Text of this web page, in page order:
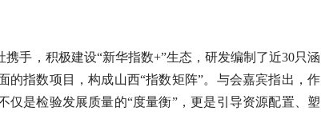
手，积极建设“新华指数+”生态，研发编制了近30只涵
指数项目，构成山西“指数矩阵”。与会嘉宾指出，作
是检验发展质量的“度量衡”，更是引导资源配置、塑